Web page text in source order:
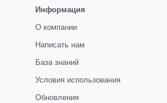
Информация
О компании
Написать нам
База знаний
Условия использования
Обновления